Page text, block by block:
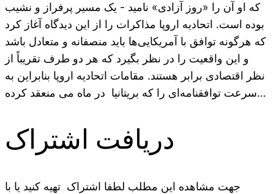
که او آن را «روز آزادی» نامید - یک مسیر پرفراز و نشیب
بوده است. اتحادیه اروپا مذاکرات را از این دیدگاه آغاز کرد
که هرگونه توافق با آمریکایی‌ها باید منصفانه و متعادل باشد
و این واقعیت را در نظر بگیرد که هر دو طرف تقریباً از
نظر اقتصادی برابر هستند. مقامات اتحادیه اروپا بنابراین به
سرعت توافقنامه‌ای را که بریتانیا در ماه می منعقد کرده…
دریافت اشتراک
جهت مشاهده این مطلب لطفا اشتراک تهیه کنید یا با